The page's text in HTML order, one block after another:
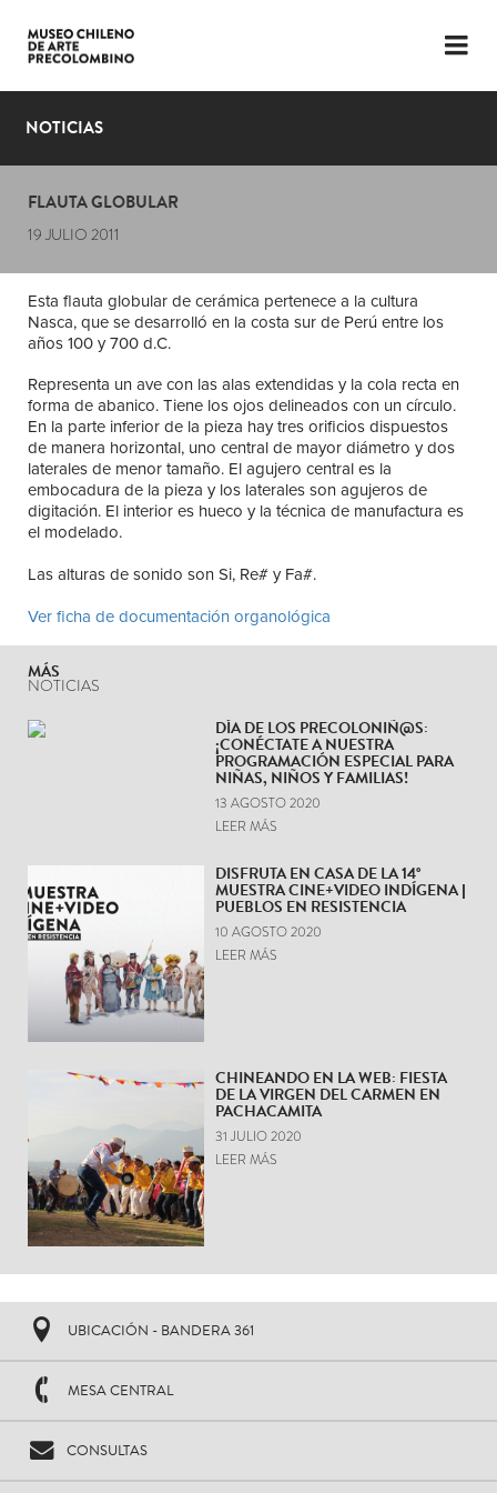
LENGUAJE
PLANIFICA TU VISITA
EXPOSICIONES
EL MUSEO
ÚLTIMOS VIDEOS
NOTICIAS
FLAUTA GLOBULAR
19 JULIO 2011
Esta flauta globular de cerámica pertenece a la cultura
Nasca, que se desarrolló en la costa sur de Perú entre los
años 100 y 700 d.C.
Representa un ave con las alas extendidas y la cola recta en
forma de abanico. Tiene los ojos delineados con un círculo.
En la parte inferior de la pieza hay tres orificios dispuestos
de manera horizontal, uno central de mayor diámetro y dos
laterales de menor tamaño. El agujero central es la
embocadura de la pieza y los laterales son agujeros de
digitación. El interior es hueco y la técnica de manufactura es
el modelado.
Las alturas de sonido son Si, Re# y Fa#.
Ver ficha de documentación organológica
MÁS
NOTICIAS
DÍA DE LOS PRECOLONIÑ@S:
¡CONÉCTATE A NUESTRA
PROGRAMACIÓN ESPECIAL PARA
NIÑAS, NIÑOS Y FAMILIAS!
13 AGOSTO 2020
LEER MÁS
DISFRUTA EN CASA DE LA 14°
MUESTRA CINE+VIDEO INDÍGENA |
PUEBLOS EN RESISTENCIA
10 AGOSTO 2020
LEER MÁS
CHINEANDO EN LA WEB: FIESTA
DE LA VIRGEN DEL CARMEN EN
PACHACAMITA
31 JULIO 2020
LEER MÁS
UBICACIÓN - BANDERA 361
MESA CENTRAL
CONSULTAS